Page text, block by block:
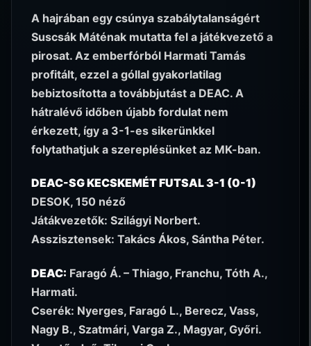
A hajrában egy csúnya szabálytalanságért
Suscsák Máténak mutatta fel a játékvezető a
pirosat. Az emberfórból Harmati Tamás
profitált, ezzel a góllal gyakorlatilag
bebiztosította a továbbjutást a DEAC. A
hátralévő időben újabb fordulat nem
érkezett, így a 3-1-es sikerünkkel
folytathatjuk a szereplésünket az MK-ban.
DEAC-SG KECSKEMÉT FUTSAL 3-1 (0-1)
DESOK, 150 néző
Játákvezetők: Szilágyi Norbert.
Asszisztensek: Takács Ákos, Sántha Péter.
DEAC: Faragó Á. – Thiago, Franchu, Tóth A.,
Harmati.
Cserék: Nyerges, Faragó L., Berecz, Vass,
Nagy B., Szatmári, Varga Z., Magyar, Győri.